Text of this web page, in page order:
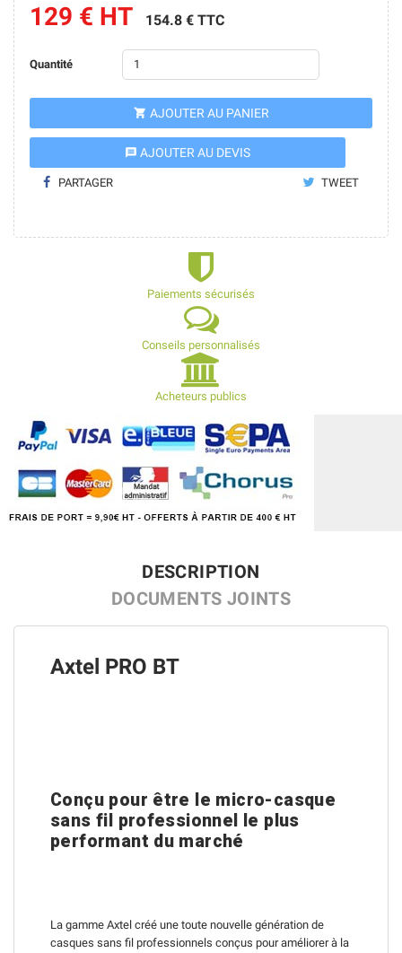
129 € HT 154.8 € TTC
Quantité
 AJOUTER AU PANIER
message AJOUTER AU DEVIS
PARTAGER TWEET
Paiements sécurisés
Conseils personnalisés
Acheteurs publics
DESCRIPTION
DOCUMENTS JOINTS
Axtel PRO BT
Conçu pour être le micro-casque
sans fil professionnel le plus
performant du marché
La gamme Axtel créé une toute nouvelle génération de
casques sans fil professionnels conçus pour améliorer à la